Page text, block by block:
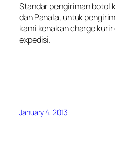
Standar pengirimanbotol
dan Pahala, untuk
kami kenakan charge
expedisi.
January 4, 2013